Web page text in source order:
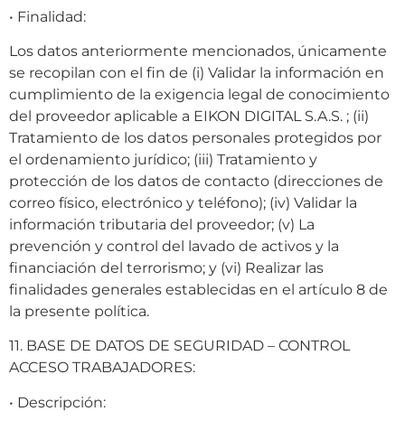
• Finalidad:
Los datos anteriormente mencionados, únicamente
se recopilan con el fin de (i) Validar la información en
cumplimiento de la exigencia legal de conocimiento
del proveedor aplicable a EIKON DIGITAL S.A.S. ; (ii)
Tratamiento de los datos personales protegidos por
el ordenamiento jurídico; (iii) Tratamiento y
protección de los datos de contacto (direcciones de
correo físico, electrónico y teléfono); (iv) Validar la
información tributaria del proveedor; (v) La
prevención y control del lavado de activos y la
financiación del terrorismo; y (vi) Realizar las
finalidades generales establecidas en el artículo 8 de
la presente política.
11. BASE DE DATOS DE SEGURIDAD – CONTROL
ACCESO TRABAJADORES:
• Descripción: